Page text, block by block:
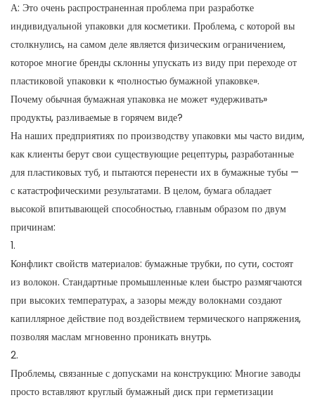
А: Это очень распространенная проблема при разработке
индивидуальной упаковки для косметики. Проблема, с которой вы
столкнулись, на самом деле является физическим ограничением,
которое многие бренды склонны упускать из виду при переходе от
пластиковой упаковки к «полностью бумажной упаковке».
Почему обычная бумажная упаковка не может «удерживать»
продукты, разливаемые в горячем виде?
На наших предприятиях по производству упаковки мы часто видим,
как клиенты берут свои существующие рецептуры, разработанные
для пластиковых туб, и пытаются перенести их в бумажные тубы —
с катастрофическими результатами. В целом, бумага обладает
высокой впитывающей способностью, главным образом по двум
причинам:
1.
Конфликт свойств материалов: бумажные трубки, по сути, состоят
из волокон. Стандартные промышленные клеи быстро размягчаются
при высоких температурах, а зазоры между волокнами создают
капиллярное действие под воздействием термического напряжения,
позволяя маслам мгновенно проникать внутрь.
2.
Проблемы, связанные с допусками на конструкцию: Многие заводы
просто вставляют круглый бумажный диск при герметизации